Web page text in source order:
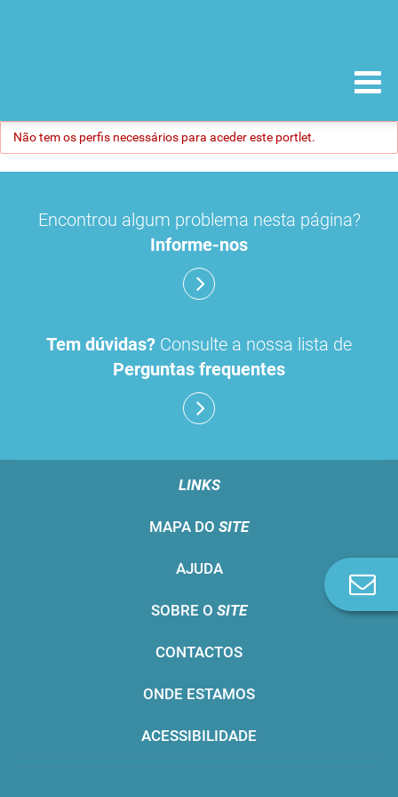
Não tem os perfis necessários para aceder este portlet.
Encontrou algum problema nesta página?
Informe-nos
Tem dúvidas? Consulte a nossa lista de
Perguntas frequentes
LINKS
MAPA DO SITE
AJUDA
SOBRE O SITE
CONTACTOS
ONDE ESTAMOS
ACESSIBILIDADE